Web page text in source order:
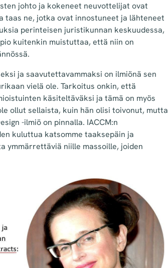
johto ja kokeneet neuvottelijat ovat
taas ne, jotka ovat innostuneet ja lähteneet
perinteisen juristikunnan keskuudessa,
kuitenkin muistuttaa, että niin on
ja saavutettavammaksi on ilmiönä sen
vielä ole. Tarkoitus onkin, että
käsiteltäväksi ja tämä on myös
ollut sellaista, kuin hän olisi toivonut, mutta
-ilmiö on pinnalla. IACCM:n
kuluttua katsomme taaksepäin ja
ymmärrettäviä niille massoille, joiden